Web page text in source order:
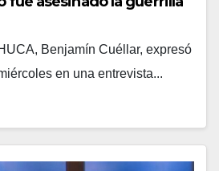
Benjamín Cuéllar, expresó
en una entrevista...